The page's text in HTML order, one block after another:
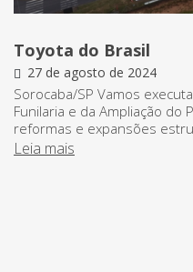
Toyota do Brasil
27 de agosto de 2024
Sorocaba/SP Vamos
Funilaria e da Ampliação do
reformas e expansões
Leia mais